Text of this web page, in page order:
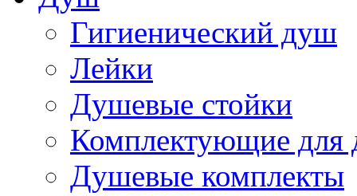
Гигиенический душ
Лейки
Душевые стойки
Комплектующие для
Душевые комплекты